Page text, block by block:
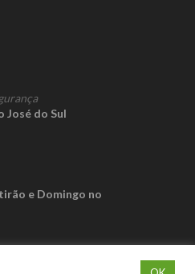
José do Sul
e Domingo no